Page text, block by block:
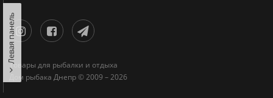
Товары для рыбалки и отдыха
Дом рыбака Днепр © 2009 – 2026
Левая панель